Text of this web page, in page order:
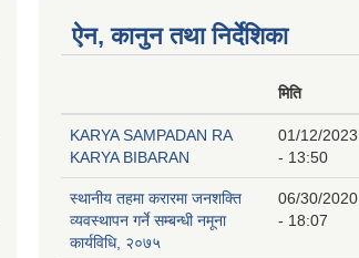
ऐन, कानुन तथा निर्देशिका
मिति
KARYA SAMPADAN RA
KARYA BIBARAN
01/12/2023
- 13:50
स्थानीय तहमा करारमा जनशक्ति
व्यवस्थापन गर्ने सम्बन्धी नमूना
कार्यविधि, २०७५
06/30/2020
- 18:07